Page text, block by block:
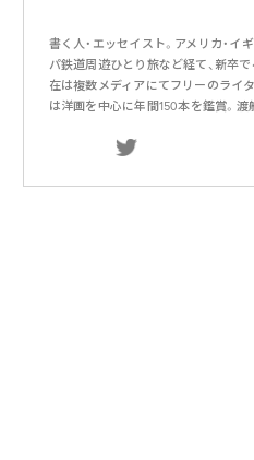
書く人・エッセイスト。アメリカ・イ
パ鉄道周遊ひとり旅など経て、新卒
在は複数メディアにてフリーのライ
は洋画を中心に年間150本を鑑賞。渡